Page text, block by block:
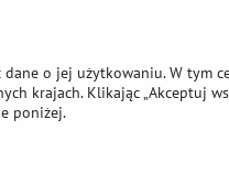
o jej użytkowaniu. W tym
krajach. Klikając „Akceptuj
poniżej.